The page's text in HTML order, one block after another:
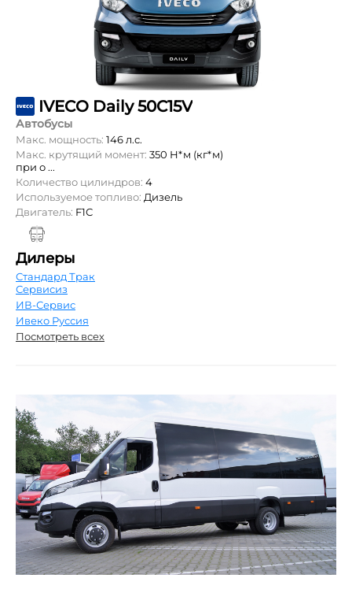
IVECO Daily 50C15V
Автобусы
Макс. мощность: 146 л.с.
Макс. крутящий момент: 350 Н*м (кг*м)
при о ...
Количество цилиндров: 4
Используемое топливо: Дизель
Двигатель: F1С
Дилеры
Стандард Трак
Сервисиз
ИВ-Сервис
Ивеко Руссия
Посмотреть всех